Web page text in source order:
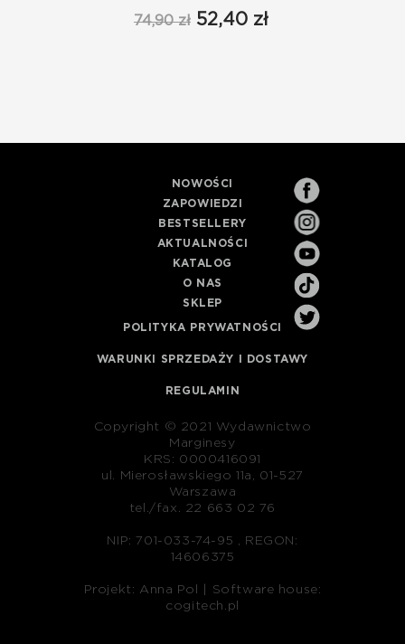
74,90 zł 52,40 zł
NOWOŚCI
ZAPOWIEDZI
BESTSELLERY
AKTUALNOŚCI
KATALOG
O NAS
SKLEP
POLITYKA PRYWATNOŚCI
WARUNKI SPRZEDAŻY I DOSTAWY
REGULAMIN
Copyright © 2021 Wydawnictwo
Marginesy
KRS: 0000416091
ul. Mierosławskiego 11a, 01-527
Warszawa
tel./fax. 22 663 02 76
NIP: 701-033-74-95 , REGON:
14606375
Projekt: Anna Pol |
Software house:
cogitech.pl